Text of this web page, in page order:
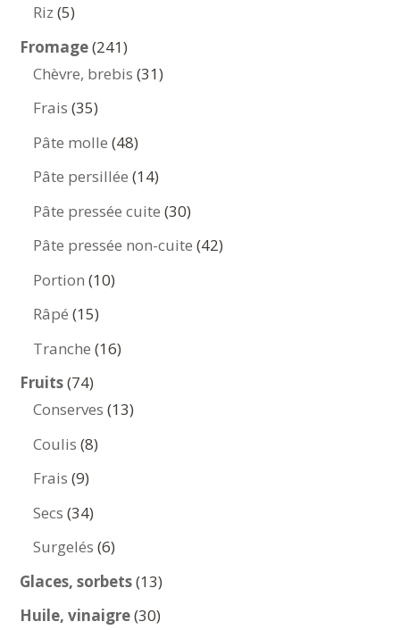
Riz 55
produits
Fromage 241241
produits
Chèvre, brebis 3131
Frais 3535
produits
Pâte molle 4848
produits
Pâte persillée 1414
produits
Pâte pressée cuite 3030
produits
Pâte pressée non-cuite 4242
Portion 1010
Râpé 1515
produits
Tranche 1616
Fruits 7474
produits
Conserves 1313
Coulis 88
Frais 99
produits
Secs 3434
produits
Surgelés 66
produits
Glaces, sorbets 1313
produits
Huile, vinaigre 3030